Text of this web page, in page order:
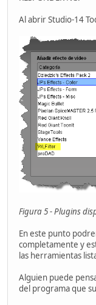
Al abrir Studio-14
Figura 5 - Plugins
En este punto
completamente y
las herramientas
Alguien puede
del programa que